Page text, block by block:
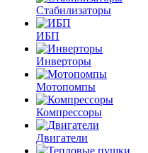
Стабилизаторы
ИБП
Инверторы
Мотопомпы
Компрессоры
Двигатели